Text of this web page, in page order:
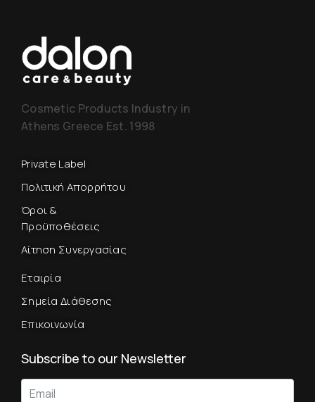
Cosmetic Products Industry in
Athens Greece Est. 1998
Private Label
Πολιτική Απορρήτου
Όροι &
Προϋποθέσεις
Αίτηση Συνεργασίας
Εταιρία
Σημεία Διάθεσης
Επικοινωνία
Subscribe to our Newsletter